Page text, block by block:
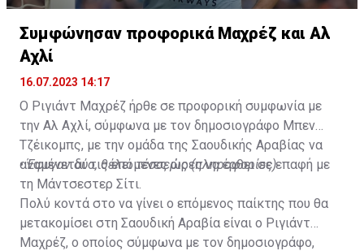
Συμφώνησαν προφορικά Μαχρέζ και Αλ
Αχλί
16.07.2023 14:17
Ο Ριγιάντ Μαχρέζ ήρθε σε προφορική συμφωνία με
την Αλ Αχλί, σύμφωνα με τον δημοσιογράφο Μπεν
Τζέικομπς, με την ομάδα της Σαουδικής Αραβίας να
αναμένεται τις επόμενες ώρες να έρθει σε επαφή με
τη Μάντσεστερ Σίτι.
•Έφυγαν δύο, θέλει τέσσερις (πληροφορίες)
Πολύ κοντά στο να γίνει ο επόμενος παίκτης που θα
μετακομίσει στη Σαουδική Αραβία είναι ο Ριγιάντ
Μαχρέζ, ο οποίος σύμφωνα με τον δημοσιογράφο,